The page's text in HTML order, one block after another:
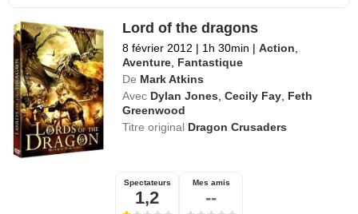
Lord of the dragons
8 février 2012 | 1h 30min | Action
Aventure Fantastique
De Mark Atkins
Avec Dylan Jones ,Cecily Fay Feth
Greenwood
Titre original Dragon Crusaders
Spectateurs
1,2
Mes amis
--